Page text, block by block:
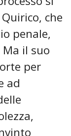
che
penale,
il suo
per
ad